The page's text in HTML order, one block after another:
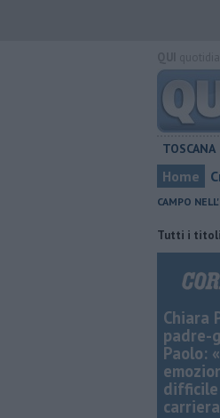
TOSCANA
Home
CAMPO
Tutti i
Serata di musica e poesia
Chiara
padre-
Paolo: